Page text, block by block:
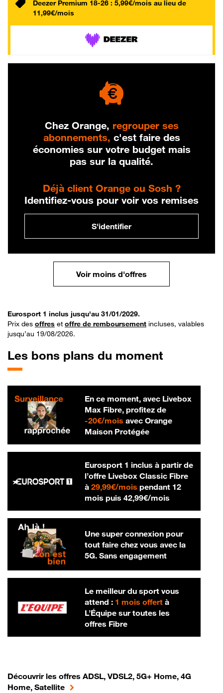
Deezer Premium 18-26 : 5,99€/mois au lieu de
11,99€/mois
Chez Orange, regrouper ses
abonnements, c'est faire des
économies sur votre budget mais
pas sur la qualité.
Déjà client Orange ou Sosh ?
Identifiez-vous pour voir vos remises
S'identifier
Voir moins d'offres
Eurosport 1 inclus jusqu'au 31/01/2029.
Prix des offres et offre de remboursement incluses, valables
jusqu’au 19/08/2026.
Les bons plans du moment
En ce moment, avec Livebox
Max Fibre, profitez de
-20€/mois20 € par mois
avec Orange
Maison Protégée
Eurosport 1 inclus à partir de
l’offre Livebox Classic Fibre
à 29,99€/mois29,99 € par mois
pendant 12
mois puis 42,99€/mois42,99 € par
Une super connexion pour
tout faire chez vous avec la
5G. Sans engagement
Le meilleur du sport vous
attend : 1 mois offertà
L’Équipe sur toutes les
offres Fibre
Découvrir les offres ADSL, VDSL2, 5G+ Home, 4G
Home, Satellite